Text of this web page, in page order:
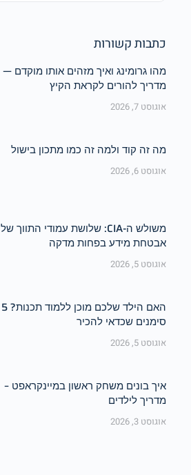
כתבות קשורות
מהו גרומינג ואיך מזהים אותו מוקדם —
מדריך להורים לקראת הקיץ
אוגוסט 7, 2026
מה זה קוד ולמה זה כמו מתכון בישול
אוגוסט 6, 2026
משולש ה-CIA: שלושת עמודי התווך של
אבטחת מידע בפחות מדקה
אוגוסט 5, 2026
האם הילד שלכם מוכן ללמוד תכנות? 5
סימנים שכדאי להכיר
אוגוסט 5, 2026
איך בונים משחק ראשון במיינקראפט –
מדריך לילדים
אוגוסט 3, 2026